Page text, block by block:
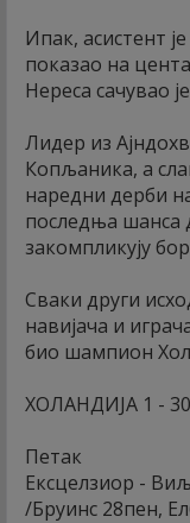
Ипак, асистент
показао на
Нереса сачувао
Лидер из
Копљаника, а
наредни дерби
последња шанса
закомпликују
Сваки други
навијача и
био шампион
ХОЛАНДИЈА 1 -
Петак
Ексцелзиор -
/Бруинс 28пен,